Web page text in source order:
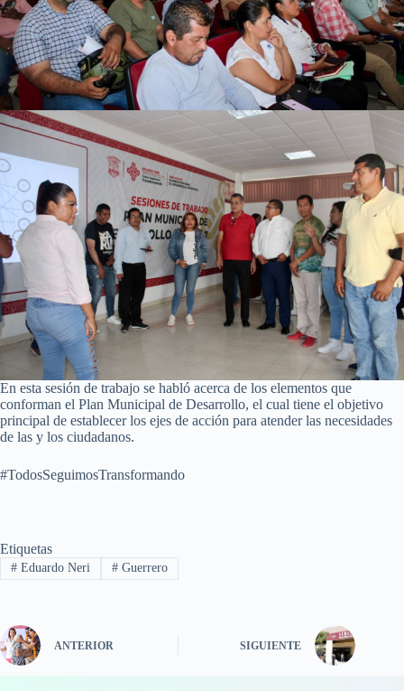
En esta sesión de trabajo se habló acerca de los elementos que
conforman el Plan Municipal de Desarrollo, el cual tiene el objetivo
principal de establecer los ejes de acción para atender las necesidades
de las y los ciudadanos.
#TodosSeguimosTransformando
Etiquetas
#Eduardo Neri #Guerrero
ANTERIOR SIGUIENTE